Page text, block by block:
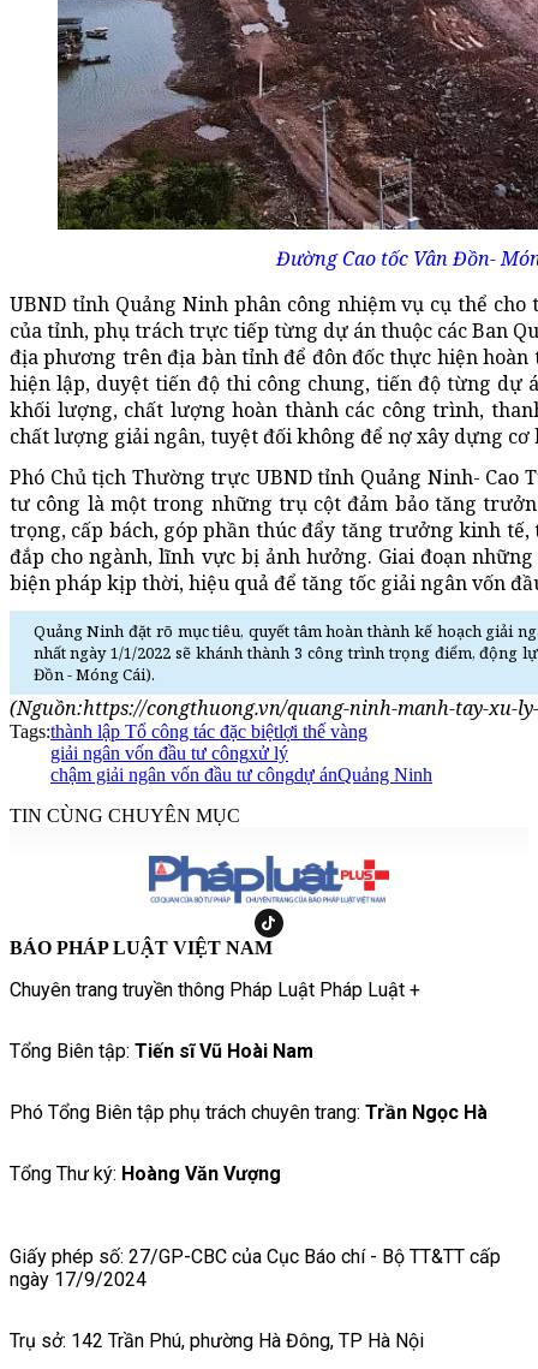
Đường Cao tốc Vân Đồn-
UBND tỉnh Quảng Ninh phân công nhiệm vụ cụ thể
của tỉnh, phụ trách trực tiếp từng dự án thuộc các Ban
địa phương trên địa bàn tỉnh để đôn đốc thực hiện
hiện lập, duyệt tiến độ thi công chung, tiến độ từng dự
khối lượng, chất lượng hoàn thành các công trình,
chất lượng giải ngân, tuyệt đối không để nợ xây dựng cơ
Phó Chủ tịch Thường trực UBND tỉnh Quảng Ninh- Cao
tư công là một trong những trụ cột đảm bảo tăng
trọng, cấp bách, góp phần thúc đẩy tăng trưởng kinh
đắp cho ngành, lĩnh vực bị ảnh hưởng. Giai đoạn
biện pháp kịp thời, hiệu quả để tăng tốc giải ngân vốn
Quảng Ninh đặt rõ mục tiêu, quyết tâm hoàn thành kế hoạch giải
nhất ngày 1/1/2022 sẽ khánh thành 3 công trình trọng điểm, động
Đồn - Móng Cái).
(Nguồn:https://congthuong.vn/quang-ninh-manh-tay-xu-
Tags:thành lập Tổ công tác đặc biệtlợi thế vàng
giải ngân vốn đầu tư côngxử lý
chậm giải ngân vốn đầu tư côngdự ánQuảng Ninh
TIN CÙNG CHUYÊN MỤC
BÁO PHÁP LUẬT VIỆT NAM
Chuyên trang truyền thông Pháp Luật Pháp Luật +
Tổng Biên tập: Tiến sĩ Vũ Hoài Nam
Phó Tổng Biên tập phụ trách chuyên trang: Trần Ngọc Hà
Tổng Thư ký: Hoàng Văn Vượng
Giấy phép số: 27/GP-CBC của Cục Báo chí - Bộ TT&TT cấp
ngày 17/9/2024
Trụ sở: 142 Trần Phú, phường Hà Đông, TP Hà Nội